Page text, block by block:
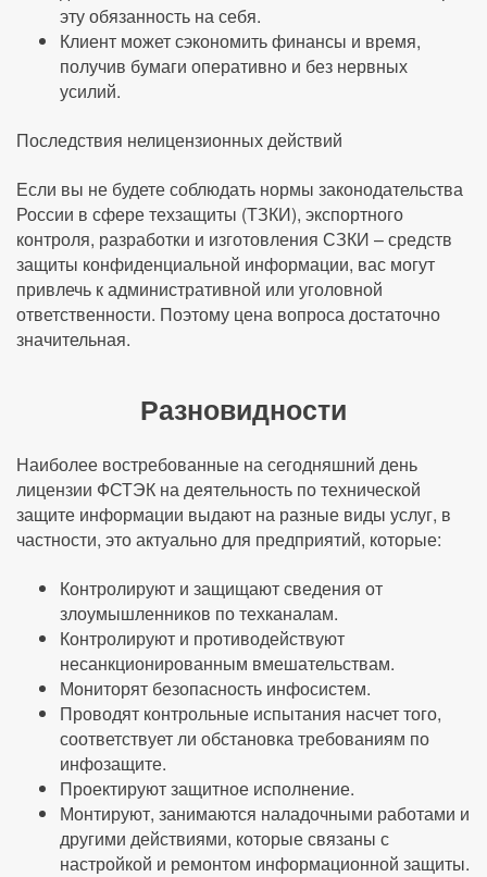
эту обязанность на себя.
Клиент может сэкономить финансы и время,
получив бумаги оперативно и без нервных
усилий.
Последствия нелицензионных действий
Если вы не будете соблюдать нормы законодательства
России в сфере техзащиты (ТЗКИ), экспортного
контроля, разработки и изготовления СЗКИ – средств
защиты конфиденциальной информации, вас могут
привлечь к административной или уголовной
ответственности. Поэтому цена вопроса достаточно
значительная.
Разновидности
Наиболее востребованные на сегодняшний день
лицензии ФСТЭК на деятельность по технической
защите информации выдают на разные виды услуг, в
частности, это актуально для предприятий, которые:
Контролируют и защищают сведения от
злоумышленников по техканалам.
Контролируют и противодействуют
несанкционированным вмешательствам.
Мониторят безопасность инфосистем.
Проводят контрольные испытания насчет того,
соответствует ли обстановка требованиям по
инфозащите.
Проектируют защитное исполнение.
Монтируют, занимаются наладочными работами и
другими действиями, которые связаны с
настройкой и ремонтом информационной защиты.